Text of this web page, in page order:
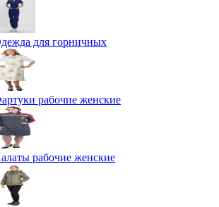
для горничных
рабочие женские
рабочие женские